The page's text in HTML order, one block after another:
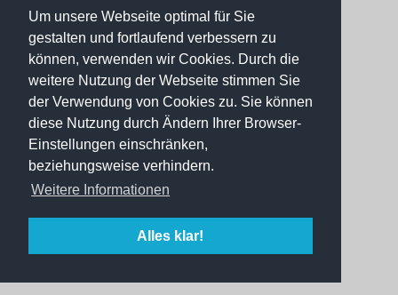
Um unsere Webseite optimal für Sie
gestalten und fortlaufend verbessern zu
können, verwenden wir Cookies. Durch die
weitere Nutzung der Webseite stimmen Sie
der Verwendung von Cookies zu. Sie können
diese Nutzung durch Ändern Ihrer Browser-
Einstellungen einschränken,
beziehungsweise verhindern.
Weitere Informationen
Alles klar!